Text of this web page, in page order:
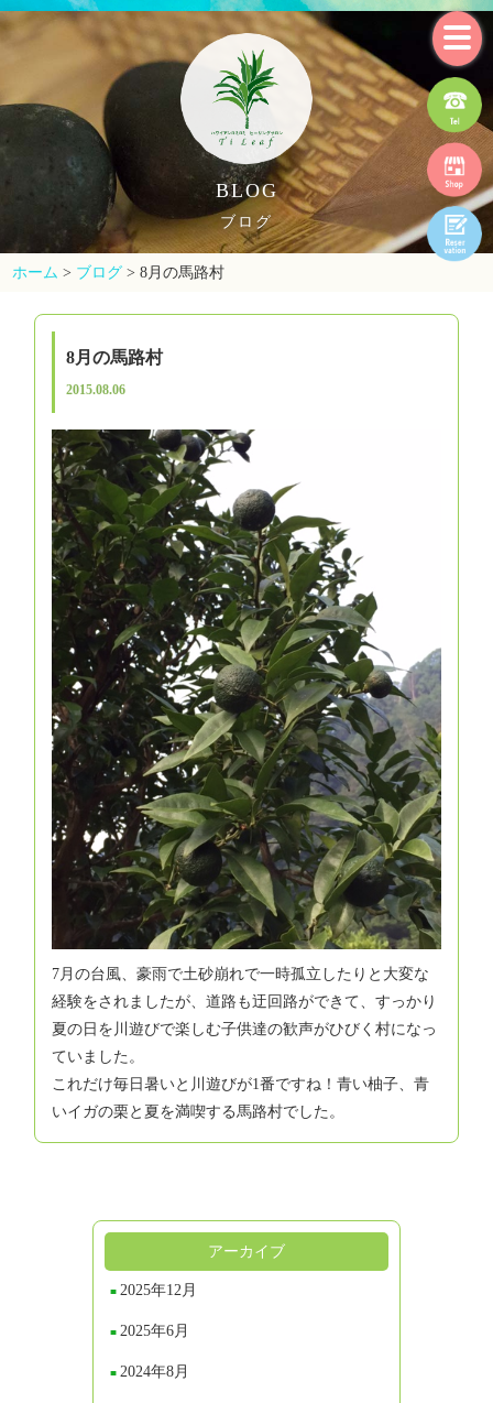
BLOG
ブログ
ホーム > ブログ >8月の馬路村
8月の馬路村
2015.08.06
7月の台風、豪雨で土砂崩れで一時孤立したりと大変な
経験をされましたが、道路も迂回路ができて、すっかり
夏の日を川遊びで楽しむ子供達の歓声がひびく村になっ
ていました。
これだけ毎日暑いと川遊びが1番ですね！青い柚子、青
いイガの栗と夏を満喫する馬路村でした。
アーカイブ
2025年12月
2025年6月
2024年8月